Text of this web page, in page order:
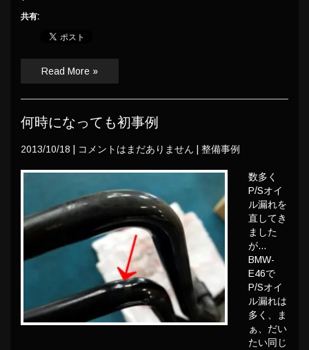
共有:
Read More »
何時になっても初事例
2013/10/18 コメントはまだありません 整備事例
数多く
P/Sオイ
ル漏れを
直してき
ました
が…
BMW-
E46で
P/Sオイ
ル漏れは
多く、ま
ぁ、だい
たい同じ